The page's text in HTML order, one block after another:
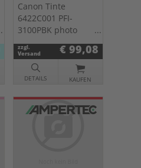
Canon Tinte
6422C001 PFI-
3100PBK photo
black
zzgl.
Versand
€ 99,08
DETAILS KAUFEN